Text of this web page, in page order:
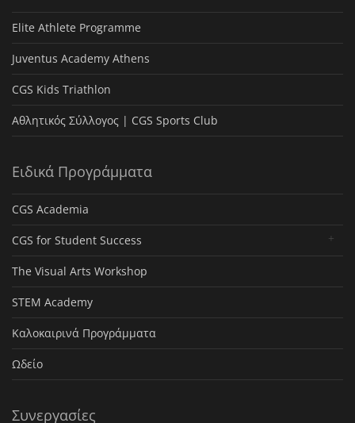
Elite Athlete Programme
Juventus Academy Athens
CGS Kids Triathlon
Αθλητικός Σύλλογος | CGS Sports Club
Ειδικά Προγράμματα
CGS Academia
CGS for Student Success
The Visual Arts Workshop
STEM Academy
Καλοκαιρινά Προγράμματα
Ωδείο
Συνεργασίες